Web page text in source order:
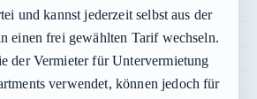
und kannst jederzeit selbst aus der
einen frei gewählten Tarif wechseln.
der Vermieter für Untervermietung
verwendet, können jedoch für